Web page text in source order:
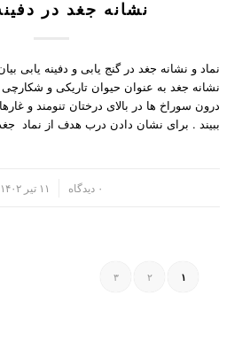
نشانه جغد در
نماد و نشانه جغد در گنج یابی و دفینه یابی
نشانه جغد به عنوان حیوان تاریکی و
درون سوراخ ها در بالای درختان تنومند و
ببیند . برای نشان دادن درب هدف از نماد
۰ دیدگاه ۱۱ تیر ۱۴۰۲
۱ ۲ ۳